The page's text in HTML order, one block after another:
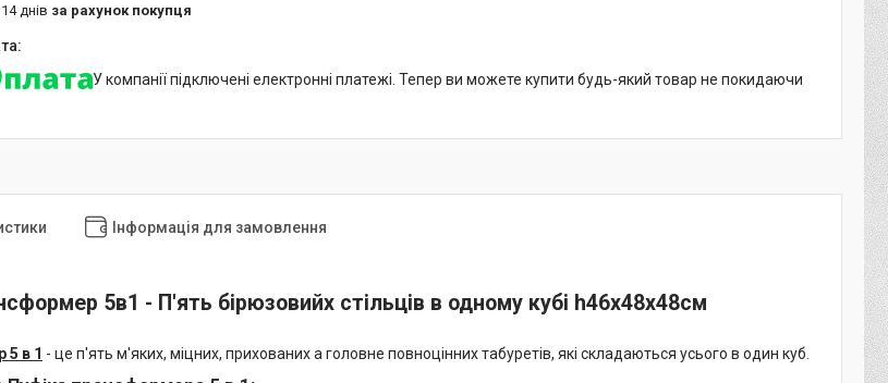
днів за рахунок покупця
У компанії підключені електронні платежі. Тепер ви можете купити будь-який товар не покидаючи
Інформація для замовлення
5в1 - П'ять бірюзовийх стільців в одному кубі h46х48х48см
5 в 1 - це п'ять м'яких, міцних, прихованих а головне повноцінних табуретів, які складаються усього в один куб.